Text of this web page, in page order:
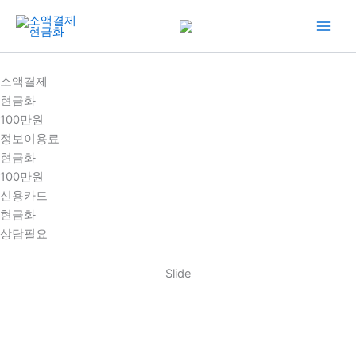
건
너
뛰
기
소액결제
현금화
100만원
정보이용료
현금화
100만원
신용카드
현금화
상담필요
Slide